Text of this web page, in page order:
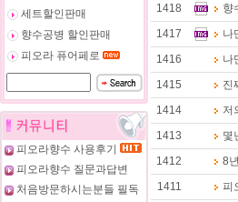
세트할인판매
향수공병 할인판매
피오라 퓨어페로
피오라향수 사용후기
피오라향수 질문과답변
처음방문하시는분들 필독
1418
향
1417
나
1416
나
1415
진
1414
저
1413
몇
1412
8
1411
피